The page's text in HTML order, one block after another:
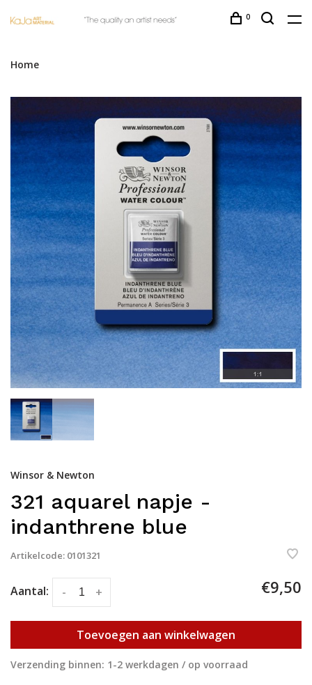
0
Home
Winsor & Newton
321 aquarel napje -
indanthrene blue
Artikelcode: 0101321
Aantal: +
- €9,50
Toevoegen aan winkelwagen
Verzending binnen: 1-2 werkdagen / op voorraad